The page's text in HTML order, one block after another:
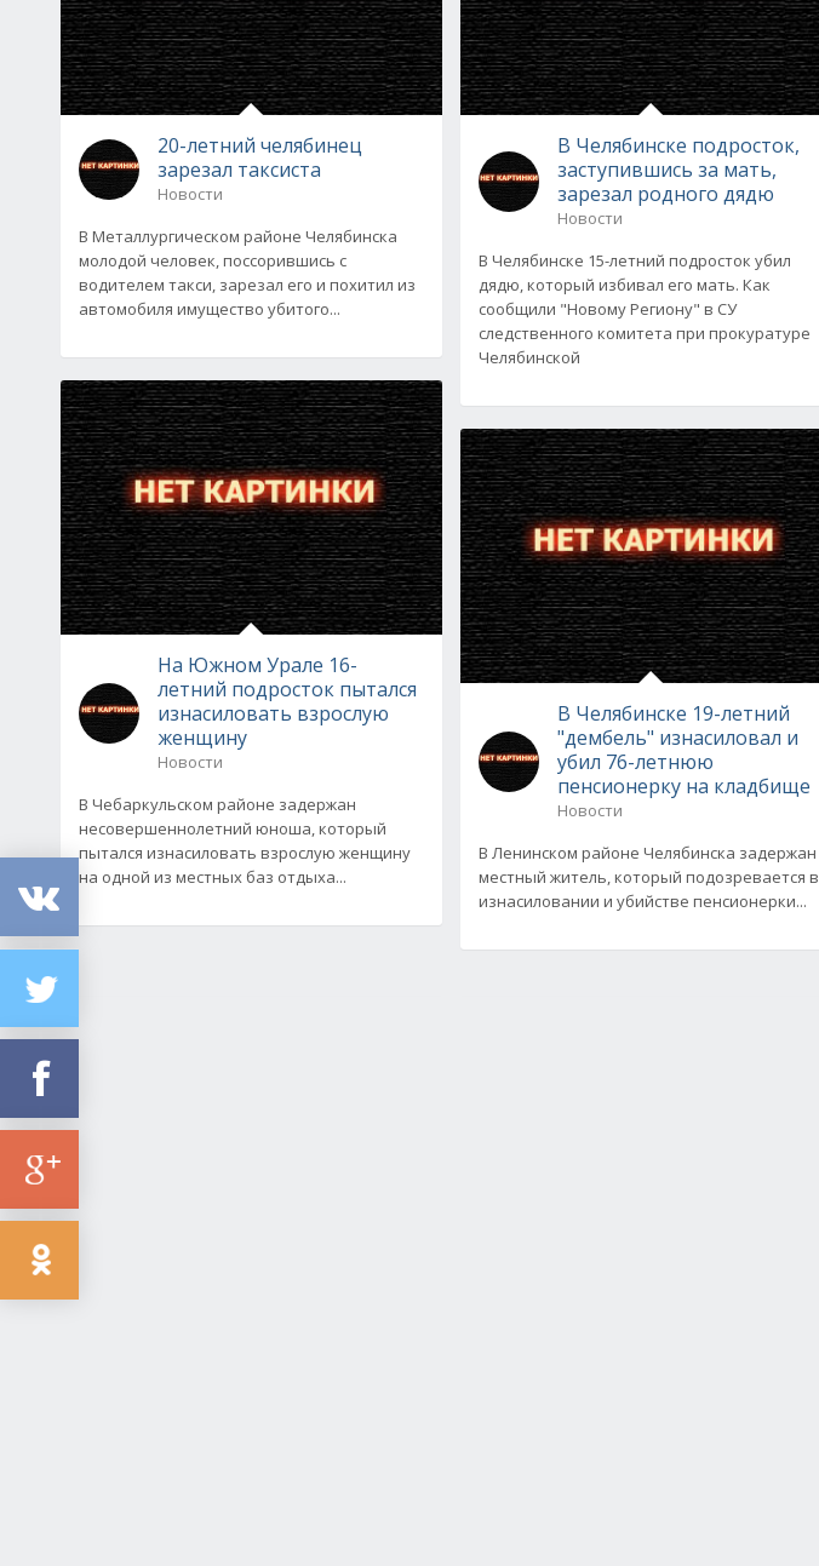
20-летний челябинец
зарезал таксиста
Новости
В Металлургическом районе Челябинска
молодой человек, поссорившись с
водителем такси, зарезал его и похитил из
автомобиля имущество убитого...
На Южном Урале 16-
летний подросток пытался
изнасиловать взрослую
женщину
Новости
В Чебаркульском районе задержан
несовершеннолетний юноша, который
пытался изнасиловать взрослую женщину
на одной из местных баз отдыха...
В Челябинске подросток,
заступившись за мать,
зарезал родного дядю
Новости
В Челябинске 15-летний подросток убил
дядю, который избивал его мать. Как
сообщили "Новому Региону" в СУ
следственного комитета при прокуратуре
Челябинской
В Челябинске 19-летний
"дембель" изнасиловал и
убил 76-летнюю
пенсионерку на кладбище
Новости
В Ленинском районе Челябинска задержан
местный житель, который подозревается в
изнасиловании и убийстве пенсионерки...